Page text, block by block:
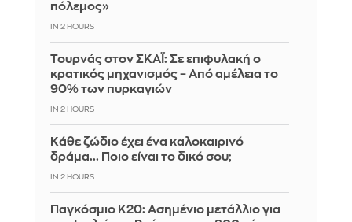
πόλεμος»
IN 2 HOURS
Τουρνάς στον ΣΚΑΪ: Σε επιφυλακή ο
κρατικός μηχανισμός – Από αμέλεια το
90% των πυρκαγιών
IN 2 HOURS
Κάθε ζώδιο έχει ένα καλοκαιρινό
δράμα... Ποιο είναι το δικό σου;
IN 2 HOURS
Παγκόσμιο Κ20: Ασημένιο μετάλλιο για